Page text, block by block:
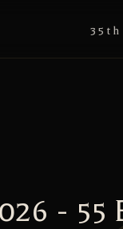
- 55